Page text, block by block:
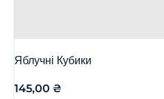
Яблучні Кубики
145,00 ₴